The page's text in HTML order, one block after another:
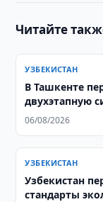
Читайте
УЗБЕКИСТАН
В Ташкенте
двухэтапную
06/08/2026
УЗБЕКИСТАН
Узбекистан
стандарты